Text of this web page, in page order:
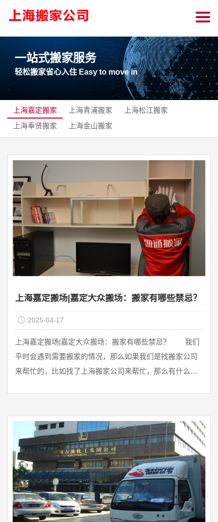
一站式搬家服务
轻松搬家省心入住 Easy to move in
上海嘉定搬家 上海青浦搬家
上海松江搬家
上海奉贤搬家
上海金山搬家
上海嘉定搬场|嘉定大众搬场：搬家有哪些禁忌？
2025-04-17
上海嘉定搬场|嘉定大众搬场：搬家有哪些禁忌？ 我们
平时会遇到需要搬家的情况，那么如果我们是找搬家公司
来帮忙的，比如找了上海搬家公司来帮忙，那么有什么需